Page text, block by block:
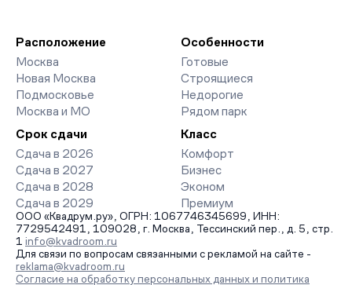
организует просмотр и поможет одобрить ипотеку по
минимальной ставке. Чтобы зафиксировать цену, оставьте
заявку на обратный звонок.
Расположение
Москва
Новая Москва
Подмосковье
Москва и МО
Особенности
Готовые
Строящиеся
Недорогие
Рядом парк
Срок сдачи
Сдача в 2026
Сдача в 2027
Сдача в 2028
Сдача в 2029
Класс
Комфорт
Бизнес
Эконом
Премиум
ООО «Квадрум.ру», ОГРН: 1067746345699, ИНН:
7729542491, 109028, г. Москва, Тессинский пер., д. 5, стр.
1 info@kvadroom.ru
Для связи по вопросам связанными с рекламой на сайте -
reklama@kvadroom.ru
Согласие на обработку персональных данных и политика